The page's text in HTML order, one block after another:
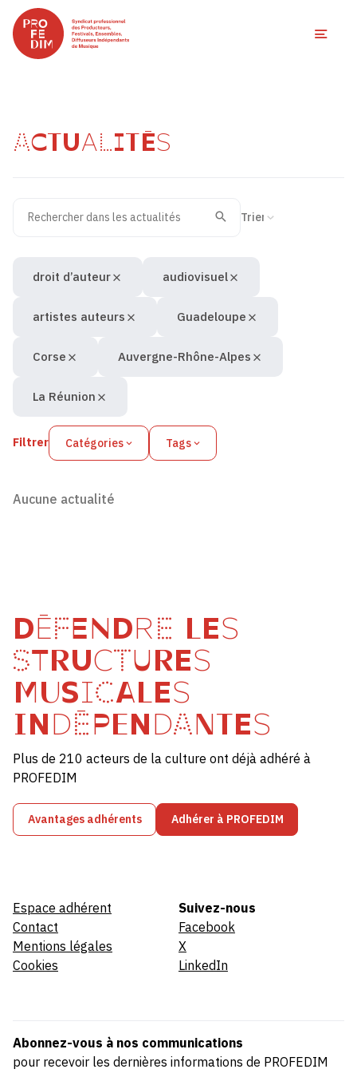
ACTUALITÉS
Recherche
Valider
Filtrer Catégories Tags
droit d’auteur audiovisuel
artistes auteurs Guadeloupe
Corse Auvergne-Rhône-Alpes
La Réunion
Aucune actualité
DÉFENDRE LES
STRUCTURES
MUSICALES
INDÉPENDANTES
Plus de 210 acteurs de la culture ont déjà adhéré à
PROFEDIM
Avantages adhérents Adhérer à PROFEDIM
Espace adhérent
Contact
Mentions légales
Cookies
Suivez-nous
Facebook
X
LinkedIn
Abonnez-vous à nos communications
pour recevoir les dernières informations de PROFEDIM